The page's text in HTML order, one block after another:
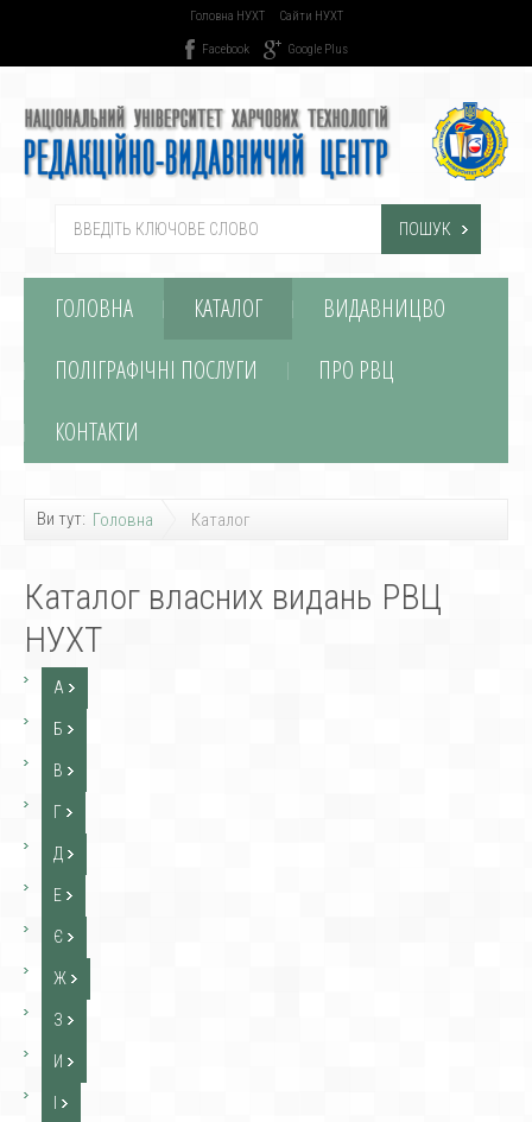
Головна НУХТ Сайти НУХТ
Facebook Google Plus
ПОШУК
ГОЛОВНА КАТАЛОГ
ВИДАВНИЦВО
ПОЛІГРАФІЧНІ ПОСЛУГИ
ПРО РВЦ
КОНТАКТИ
Ви тут: Головна Каталог
Каталог власних видань РВЦ
НУХТ
А
Б
В
Г
Д
Е
Є
Ж
З
И